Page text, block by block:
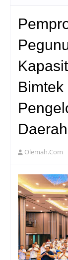
Bimtek
Daerah
Olemah.Com